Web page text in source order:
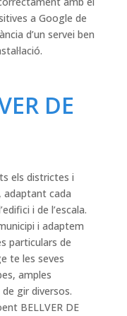
a Google de
d’un servei ben
DE
els districtes i
adaptant cada
i de l’escala.
i adaptem
particulars de
te les seves
amples
gir diversos.
BELLVER DE